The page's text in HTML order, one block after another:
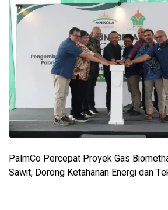
PalmCo Percepat Proyek Gas
Sawit, Dorong Ketahanan Energi dan